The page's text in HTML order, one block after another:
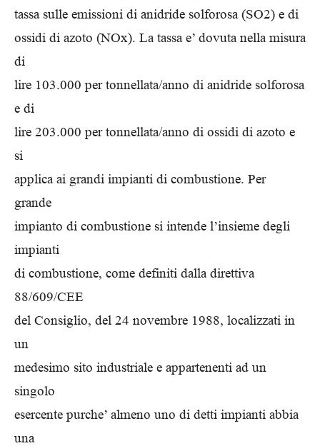
tassa sulle emissioni di anidride solforosa (SO2) e di
ossidi di azoto (NOx). La tassa e’ dovuta nella misura
di
lire 103.000 per tonnellata/anno di anidride solforosa
e di
lire 203.000 per tonnellata/anno di ossidi di azoto e
si
applica ai grandi impianti di combustione. Per
grande
impianto di combustione si intende l’insieme degli
impianti
di combustione, come definiti dalla direttiva
88/609/CEE
del Consiglio, del 24 novembre 1988, localizzati in
un
medesimo sito industriale e appartenenti ad un
singolo
esercente purche’ almeno uno di detti impianti abbia
una